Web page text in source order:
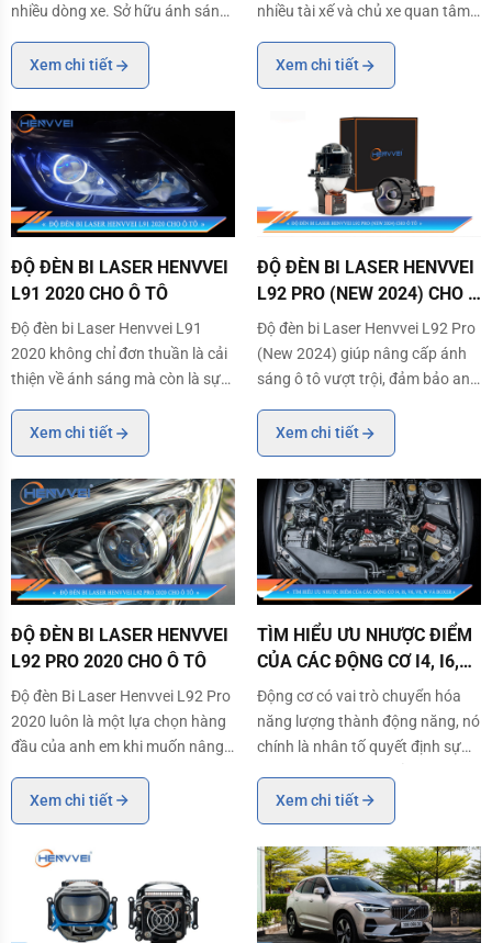
nhiều dòng xe. Sở hữu ánh sáng
tản nhiệt cao cấp nên lựa chọn
Bi LED Henvvei L90 chính là sự
đầu tư thông minh cho hệ thống
chiếu sáng của xe. Trong bài viết
này,
Xem chi tiết
nhiều tài xế và chủ xe quan tâm
mang lại. Việc độ đèn bi Laser ô
tô không chỉ giúp cải thiện được
ánh sáng của xe mà còn giúp
tốt. Và một
Xem chi tiết
ĐỘ ĐÈN BI LASER HENVVEI
L91 2020 CHO Ô TÔ
Độ đèn bi Laser Henvvei L91
2020 không chỉ đơn thuần là cải
thiện về ánh sáng mà còn là sự
toàn tuyệt đối cho tài xế và hành
khách trong mỗi chuyến đi. Sự
kết hợp hoàn hảo giữa hiệu suất
chiếu sáng mạnh mẽ và phong
cách tinh
Xem chi tiết
ĐỘ ĐÈN BI LASER HENVVEI
L92 PRO (NEW 2024) CHO Ô
TÔ
Độ đèn bi Laser Henvvei L92 Pro
(New 2024) giúp nâng cấp ánh
sáng ô tô vượt trội, đảm bảo an
ngồi trong xe khi di chuyển vào
ban đêm. Ngoài ra còn giúp cải
thiện tính thẩm mỹ cho xe.
Xem chi tiết
ĐỘ ĐÈN BI LASER HENVVEI
L92 PRO 2020 CHO Ô TÔ
Độ đèn Bi Laser Henvvei L92 Pro
2020 luôn là một lựa chọn hàng
đầu của anh em khi muốn nâng
vậy vì việc độ đèn sẽ giúp lái xe
an toàn hơn trên mọi hành trình
và tăng tính thẩm mỹ của xe.
Trong bài viết dưới đây, cùng
Henvvei
Xem chi tiết
TÌM HIỂU ƯU NHƯỢC ĐIỂM
CỦA CÁC ĐỘNG CƠ I4, I6,
V6, V8, W VÀ BOXER
Động cơ có vai trò chuyển hóa
năng lượng thành động năng, nó
chính là nhân tố quyết định sự
chiếc xe. Trên thị trường xe hiện
nay, động cơ I4, I6, V6, V8... đã
trở thành lựa chọn phổ biến của
các hãng xe hơi. Tại sao chúng
lại đượ
Xem chi tiết